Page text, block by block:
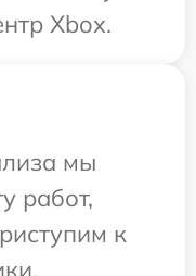
Xbox.
мы
работ,
к